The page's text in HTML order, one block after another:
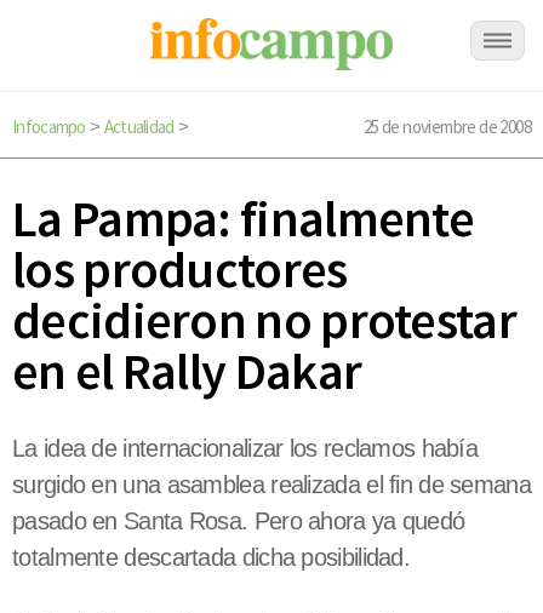
Infocampo > Actualidad > 25 de noviembre de 2008
La Pampa: finalmente
los productores
decidieron no protestar
en el Rally Dakar
La idea de internacionalizar los reclamos había
surgido en una asamblea realizada el fin de semana
pasado en Santa Rosa. Pero ahora ya quedó
totalmente descartada dicha posibilidad.